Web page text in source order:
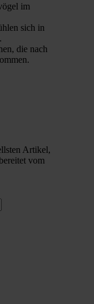
im
sich in
die nach
Artikel,
vom